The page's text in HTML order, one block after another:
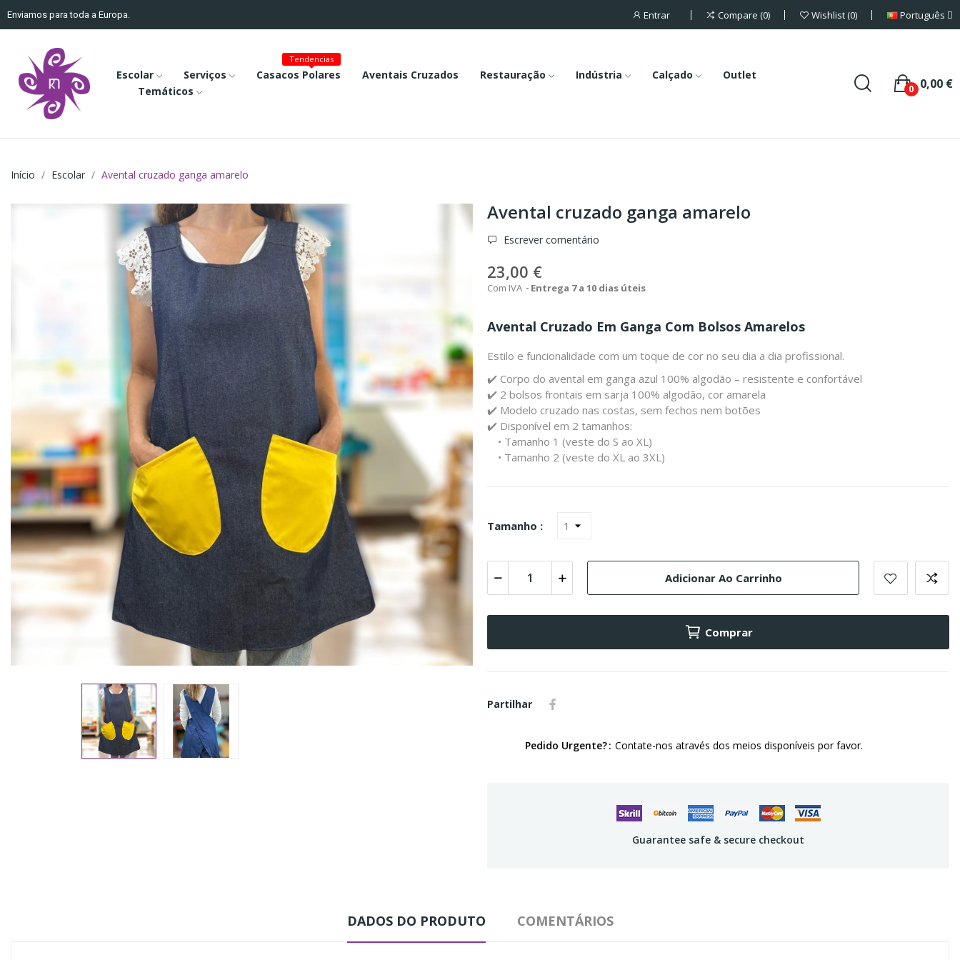
Enviamos para toda a Europa. Entrar Compare 0 Wishlist 0 Português
Escolar Serviços Casacos Polares
Tendencias
Aventais Cruzados Restauração Indústria Calçado
Outlet
Temáticos
0,00 €
0
Início Escolar Avental cruzado ganga amarelo
Avental cruzado ganga amarelo
Escrever comentário
23,00 €
Com IVA Entrega 7 a 10 dias úteis
Avental Cruzado Em Ganga Com Bolsos Amarelos
Estilo e funcionalidade com um toque de cor no seu dia a dia profissional.
✔️ Corpo do avental em ganga azul 100% algodão – resistente e confortável
✔️ 2 bolsos frontais em sarja 100% algodão, cor amarela
✔️ Modelo cruzado nas costas, sem fechos nem botões
✔️ Disponível em 2 tamanhos:
• Tamanho 1 (veste do S ao XL)
• Tamanho 2 (veste do XL ao 3XL)
Tamanho :
Adicionar Ao Carrinho
Comprar
Partilhar
Pedido Urgente? Contate-nos através dos meios disponíveis por favor.
Guarantee safe & secure checkout
DADOS DO PRODUTO COMENTÁRIOS